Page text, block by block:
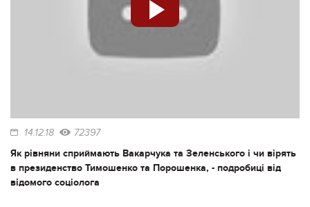
14.12.18 72397
Як рівняни сприймають Вакарчука та Зеленського і чи вірять
в президенство Тимошенко та Порошенка, - подробиці від
відомого соціолога